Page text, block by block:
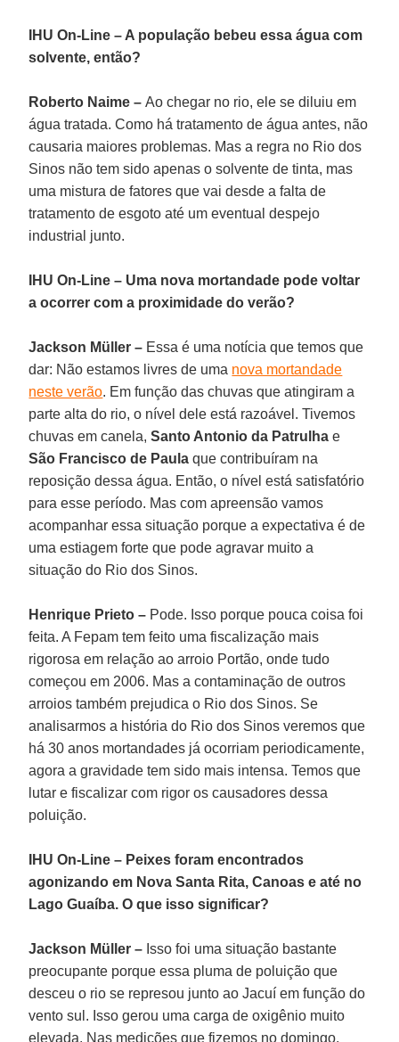
IHU On-Line – A população bebeu essa água com
solvente, então?
Roberto Naime –Ao chegar no rio, ele se diluiu em
água tratada. Como há tratamento de água antes, não
causaria maiores problemas. Mas a regra no Rio dos
Sinos não tem sido apenas o solvente de tinta, mas
uma mistura de fatores que vai desde a falta de
tratamento de esgoto até um eventual despejo
industrial junto.
IHU On-Line – Uma nova mortandade pode voltar
a ocorrer com a proximidade do verão?
Jackson Müller – Essa é uma notícia que temos que
dar: Não estamos livres de uma nova mortandade
neste verão. Em função das chuvas que atingiram a
parte alta do rio, o nível dele está razoável. Tivemos
chuvas em canela,Santo Antonio da Patrulha e
São Francisco de Paula que contribuíram na
reposição dessa água. Então, o nível está satisfatório
para esse período. Mas com apreensão vamos
acompanhar essa situação porque a expectativa é de
uma estiagem forte que pode agravar muito a
situação do Rio dos Sinos.
Henrique Prieto – Pode. Isso porque pouca coisa foi
feita. A Fepam tem feito uma fiscalização mais
rigorosa em relação ao arroio Portão, onde tudo
começou em 2006. Mas a contaminação de outros
arroios também prejudica o Rio dos Sinos. Se
analisarmos a história do Rio dos Sinos veremos que
há 30 anos mortandades já ocorriam periodicamente,
agora a gravidade tem sido mais intensa. Temos que
lutar e fiscalizar com rigor os causadores dessa
poluição.
IHU On-Line – Peixes foram encontrados
agonizando em Nova Santa Rita, Canoas e até no
Lago Guaíba. O que isso significar?
Jackson Müller – Isso foi uma situação bastante
preocupante porque essa pluma de poluição que
desceu o rio se represou junto ao Jacuí em função do
vento sul. Isso gerou uma carga de oxigênio muito
elevada. Nas medições que fizemos no domingo,